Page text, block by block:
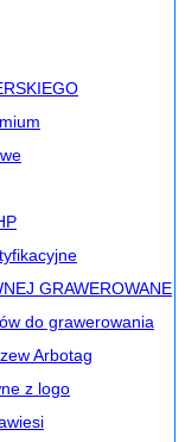
GRAWEROWANE
do grawerowania
Arbotag
z logo